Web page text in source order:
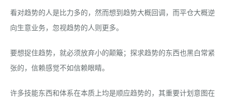
看对趋势的人是比力多的，然而想到趋势大概回调，而平仓大概逆
向生意业务，忽视趋势的人则更多。
要想捉住趋势，就必须放弃小的颠簸；探求趋势的东西也黑白常紧
张的，信赖感觉不如信赖眼睛。
许多技能东西和体系在本质上均是顺应趋势的，其重要计划意图在